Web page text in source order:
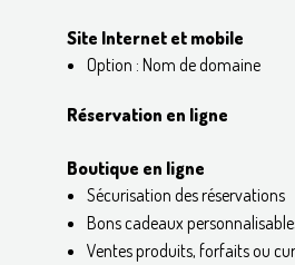
Site Internet et mobile
Option : Nom de domaine
Réservation en ligne
Boutique en ligne
Sécurisation des réservations
Bons cadeaux
Ventes produits, forfaits ou